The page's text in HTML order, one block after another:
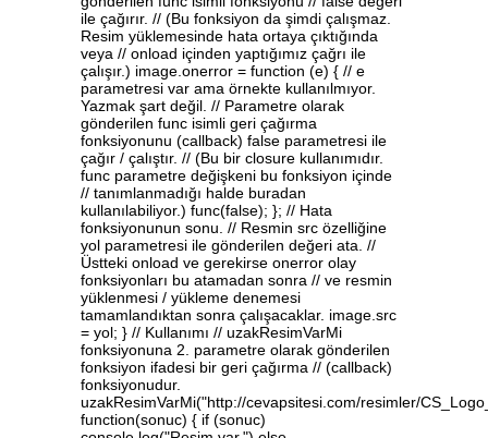
ile çağırır. // (Bu fonksiyon da şimdi çalışmaz.
Resim yüklemesinde hata ortaya çıktığında
veya // onload içinden yaptığımız çağrı ile
çalışır.) image.onerror = function (e) { // e
parametresi var ama örnekte kullanılmıyor.
Yazmak şart değil. // Parametre olarak
gönderilen func isimli geri çağırma
fonksiyonunu (callback) false parametresi ile
çağır / çalıştır. // (Bu bir closure kullanımıdır.
func parametre değişkeni bu fonksiyon içinde
// tanımlanmadığı halde buradan
kullanılabiliyor.) func(false); }; // Hata
fonksiyonunun sonu. // Resmin src özelliğine
yol parametresi ile gönderilen değeri ata. //
Üstteki onload ve gerekirse onerror olay
fonksiyonları bu atamadan sonra // ve resmin
yüklenmesi / yükleme denemesi
tamamlandıktan sonra çalışacaklar. image.src
= yol; } // Kullanımı // uzakResimVarMi
fonksiyonuna 2. parametre olarak gönderilen
fonksiyon ifadesi bir geri çağırma // (callback)
fonksiyonudur.
uzakResimVarMi("http://cevapsitesi.com/resimler/
function(sonuc) { if (sonuc)